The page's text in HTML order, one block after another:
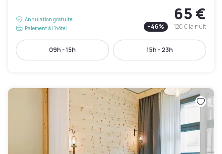
Annulation gratuite
Paiement à l'hôtel
65 €
-46% 120 €la nuit
09h - 15h 15h - 23h